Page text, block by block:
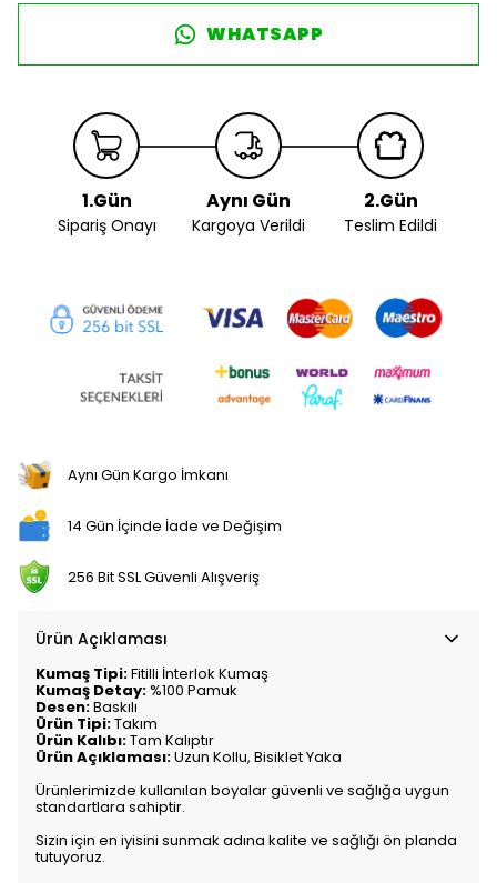
WHATSAPP
1.Gün
Sipariş Onayı
Aynı Gün
Kargoya Verildi
2.Gün
Teslim Edildi
Aynı Gün Kargo İmkanı
14 Gün İçinde İade ve Değişim
256 Bit SSL Güvenli Alışveriş
Ürün Açıklaması
Kumaş Tipi:Fitilli İnterlok Kumaş
Kumaş Detay:%100 Pamuk
Desen:Baskılı
Ürün Tipi:Takım
Ürün Kalıbı:Tam Kalıptır
Ürün Açıklaması:Uzun Kollu, Bisiklet Yaka
Ürünlerimizde kullanılan boyalar güvenli ve sağlığa uygun
standartlara sahiptir.
Sizin için en iyisini sunmak adına kalite ve sağlığı ön planda
tutuyoruz.